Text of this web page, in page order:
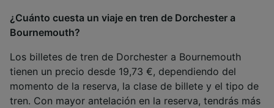
¿Cuánto cuesta un viaje en tren de Dorchester a
Bournemouth?
Los billetes de tren de Dorchester a Bournemouth
tienen un precio desde 19,73 €, dependiendo del
momento de la reserva, la clase de billete y el tipo de
tren. Con mayor antelación en la reserva, tendrás más